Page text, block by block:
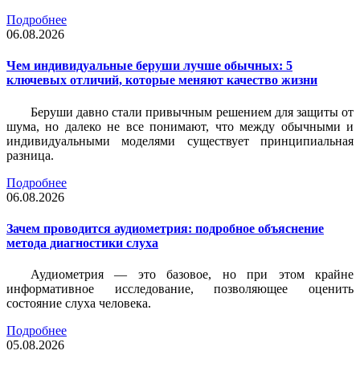
Подробнее
06.08.2026
Чем индивидуальные беруши лучше обычных: 5
ключевых отличий, которые меняют качество жизни
Беруши давно стали привычным решением для защиты от
шума, но далеко не все понимают, что между обычными и
индивидуальными моделями существует принципиальная
разница.
Подробнее
06.08.2026
Зачем проводится аудиометрия: подробное объяснение
метода диагностики слуха
Аудиометрия — это базовое, но при этом крайне
информативное исследование, позволяющее оценить
состояние слуха человека.
Подробнее
05.08.2026